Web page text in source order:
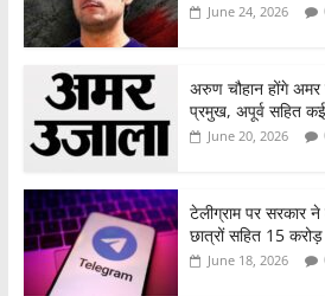
June 24, 2026
अरुण चौहान होंगे
प्रमुख, अपूर्व सहित
June 20, 2026
टेलीग्राम पर सरकार
छात्रों सहित 15 करोड़
June 18, 2026